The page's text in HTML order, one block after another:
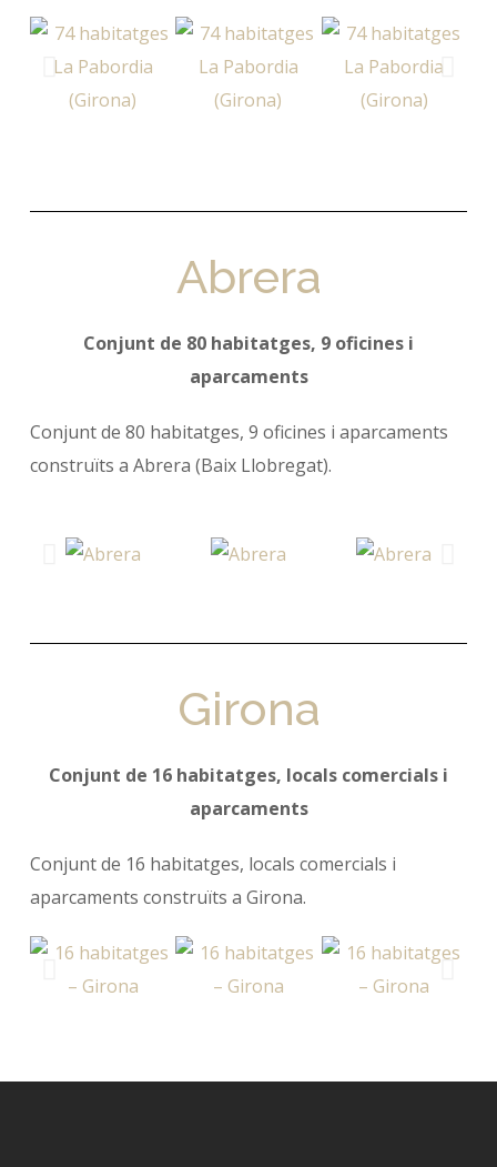
Abrera
Conjunt de 80 habitatges, 9 oficines i
aparcaments
Conjunt de 80 habitatges, 9 oficines i aparcaments
construïts a Abrera (Baix Llobregat).
Girona
Conjunt de 16 habitatges, locals comercials i
aparcaments
Conjunt de 16 habitatges, locals comercials i
aparcaments construïts a Girona.